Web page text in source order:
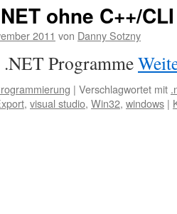
ohne C++/CLI
2011 von Danny Sotzny
Programme
| Verschlagwortet mit
, visual studio, Win32, windows |